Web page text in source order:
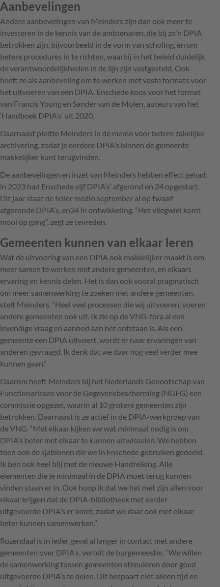
Aanbevelingen
Andere aanbevelingen van Meinders zijn dan ook meer te
investeren in de kennis van de ambtenaren, die bij zo'n DPIA
betrokken zijn, bijvoorbeeld in de vorm van scholing, en om
betere procedures in te richten, waarbij in het beleid duidelijk
de verantwoordelijkheden in de lijn zijn vastgesteld. Ook
heeft ze als aanbeveling om te werken met vaste formats voor
het uitvoeren van een DPIA. Enschede koos voor het format
van Francis Young en Sander van de Molen, auteurs van het
‘Handboek DPIA’s’ uit 2020.
Daarnaast pleitte Meinders in de memo voor betere zakelijke
archivering, zodat je eerdere DPIA’s binnen de gemeente
makkelijker kunt terugvinden.
De aanbevelingen en inzet van Meinders hebben effect gehad:
in 2023 had Enschede vijf DPIA’s’ afgerond en 24 opgestart.
Dit jaar staat de teller medio september al op twaalf
afgeronde DPIA’s, en34 in ontwikkeling. “Het vliegwiel komt
mooi op gang”, zegt ze tevreden.
Gemeenten kunnen van elkaar leren
Wat de uitvoering van een DPIA ook makkelijker maakt is om
meer samen te werken met andere gemeenten, en elkaars
ervaring en kennis delen. Het is dan ook vooral pragmatisch
om meer samenwerking te zoeken met andere gemeenten,
stelt Meinders. “Heel veel processen die wij uitvoeren, voeren
andere gemeenten ook uit. Ik zie op de VNG-fora al een
levendige vraag en aanbod aan het ontstaan is. Als een
gemeente een DPIA uitvoert, wordt er naar ervaringen van
anderen gevraagd. Ik denk dat we daar nog veel verder mee
kunnen gaan.”
Daarom heeft Meinders bij het Nederlands Genootschap van
Functionarissen voor de Gegevensbescherming (NGFG) een
commissie opgezet, waarin al 10 grotere gemeenten zijn
betrokken. Daarnaast is ze actief in de DPIA-werkgroep van
de VNG. “Met elkaar kijken we wat minimaal nodig is om
DPIA’s beter met elkaar te kunnen uitwisselen. We hebben
toen ook de sjablonen die we in Enschede gebruiken gedeeld.
Ik ben ook heel blij met de nieuwe Handreiking. Alle
elementen die je minimaal in de DPIA moet terug kunnen
vinden staan er in. Ook hoop ik dat we het met zijn allen voor
elkaar krijgen dat de DPIA-bibliotheek met eerder
uitgevoerde DPIA’s er komt, zodat we daar ook met elkaar
beter kunnen samenwerken.”
Rozendaal is in ieder geval al langer in contact met andere
gemeenten over DPIA’s, vertelt de burgemeester. “We willen
de samenwerking tussen gemeenten stimuleren door goed
uitgevoerde DPIA’s te delen. Dit bespaart niet alleen tijd en